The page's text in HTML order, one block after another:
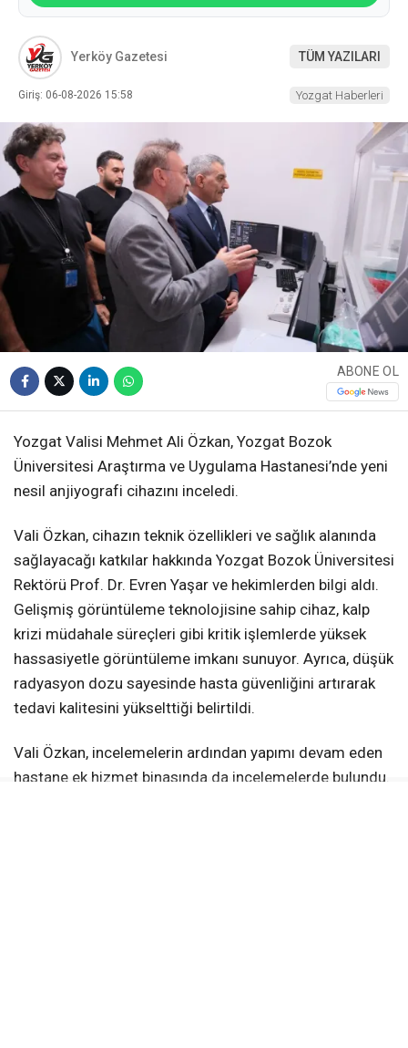
Yerköy Gazetesi TÜM YAZILARI
Giriş: 06-08-2026 15:58 Yozgat Haberleri
ABONE OL
Yozgat Valisi Mehmet Ali Özkan, Yozgat Bozok
Üniversitesi Araştırma ve Uygulama Hastanesi’nde yeni
nesil anjiyografi cihazını inceledi.
Vali Özkan, cihazın teknik özellikleri ve sağlık alanında
sağlayacağı katkılar hakkında Yozgat Bozok Üniversitesi
Rektörü Prof. Dr. Evren Yaşar ve hekimlerden bilgi aldı.
Gelişmiş görüntüleme teknolojisine sahip cihaz, kalp
krizi müdahale süreçleri gibi kritik işlemlerde yüksek
hassasiyetle görüntüleme imkanı sunuyor. Ayrıca, düşük
radyasyon dozu sayesinde hasta güvenliğini artırarak
tedavi kalitesini yükselttiği belirtildi.
Vali Özkan, incelemelerin ardından yapımı devam eden
hastane ek hizmet binasında da incelemelerde bulundu.